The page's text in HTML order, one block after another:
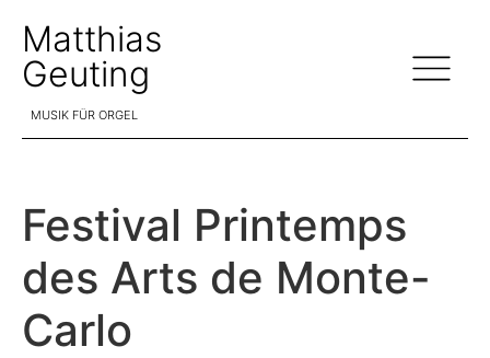
Matthias
Geuting
MUSIK FÜR ORGEL
Festival Printemps
des Arts de Monte-
Carlo